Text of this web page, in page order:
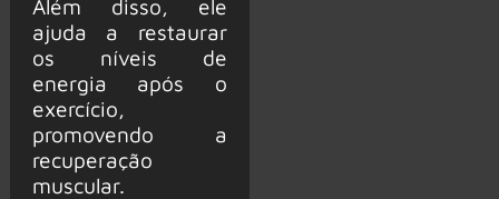
Além disso, ele
ajuda a restaurar
os níveis de
energia após o
exercício,
promovendo a
recuperação
muscular​.